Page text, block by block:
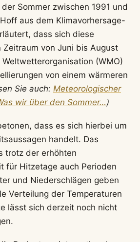
Sommer zwischen 1991 und
aus dem Klimavorhersage-
dass sich diese
Zeitraum von Juni bis August
(WMO)
von einem wärmeren
Sie auch: Meteorologischer
wir über den Sommer…)
dass es sich hierbei um
handelt. Das
trotz der erhöhten
für Hitzetage auch Perioden
und Niederschlägen geben
Verteilung der Temperaturen
lässt sich derzeit noch nicht